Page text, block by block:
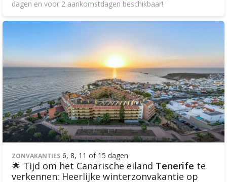
dagen en voor 2 aankomstdagen beschikbaar!
ZONVAKANTIES 6, 8, 11 of 15 dagen
🌟 Tijd om het Canarische eiland Tenerife te
verkennen: Heerlijke winterzonvakantie op